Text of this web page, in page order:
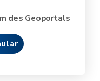
des Geoportals